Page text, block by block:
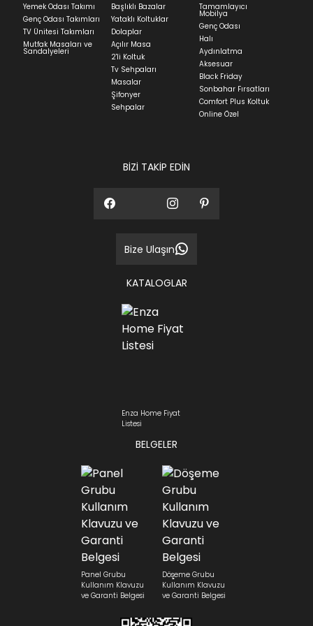
ve ürünün stok durumuna göre ortalama 5-24 iş
günüdür.
Panel ve Döşeme grubu ürün siparişlerinizin teslim
süresi yaşadığınız şehre ve ürünün stok durumuna
göre ortalama 30-45 iş günüdür.
Siparişlerim bölümünden sürecinizi takip edebilirsiniz.
Sıkça Sorulan Sorularbölümünü ziyaret
Yemek Odası Takımı
Genç Odası Takımları
TV Ünitesi Takımları
Mutfak Masaları ve
Sandalyeleri
Başlıklı Bazalar
Yataklı Koltuklar
Dolaplar
Açılır Masa
2'li Koltuk
Tv Sehpaları
Masalar
Şifonyer
Sehpalar
Tamamlayıcı
Mobilya
Genç Odası
Halı
Aydınlatma
Aksesuar
Black Friday
Sonbahar Fırsatları
Comfort Plus Koltuk
Online Özel
BİZİ TAKİP EDİN
Bize Ulaşın
KATALOGLAR
Enza Home Fiyat
Listesi
BELGELER
Panel Grubu
Kullanım Klavuzu
ve Garanti Belgesi
Döşeme Grubu
Kullanım Klavuzu
ve Garanti Belgesi